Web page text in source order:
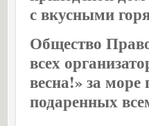
с вкусными
Общество
всех
весна!» за
подаренных